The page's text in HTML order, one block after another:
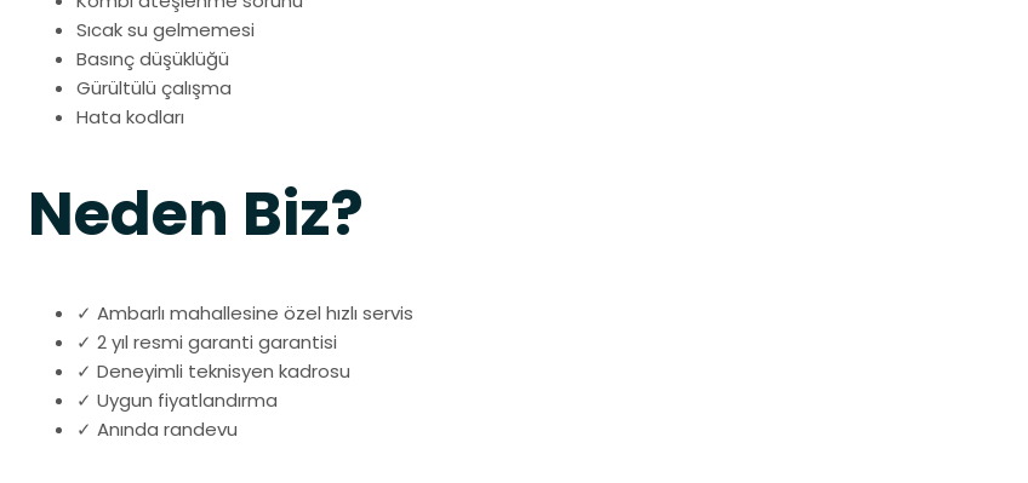
Sıcak su gelmemesi
Basınç düşüklüğü
Gürültülü çalışma
Hata kodları
Neden Biz?
✓ Ambarlı mahallesine özel hızlı servis
✓ 2 yıl resmi garanti garantisi
✓ Deneyimli teknisyen kadrosu
✓ Uygun fiyatlandırma
✓ Anında randevu